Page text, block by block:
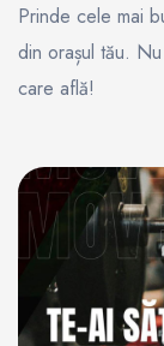
Prinde cele mai
din orașul tău.
care află!